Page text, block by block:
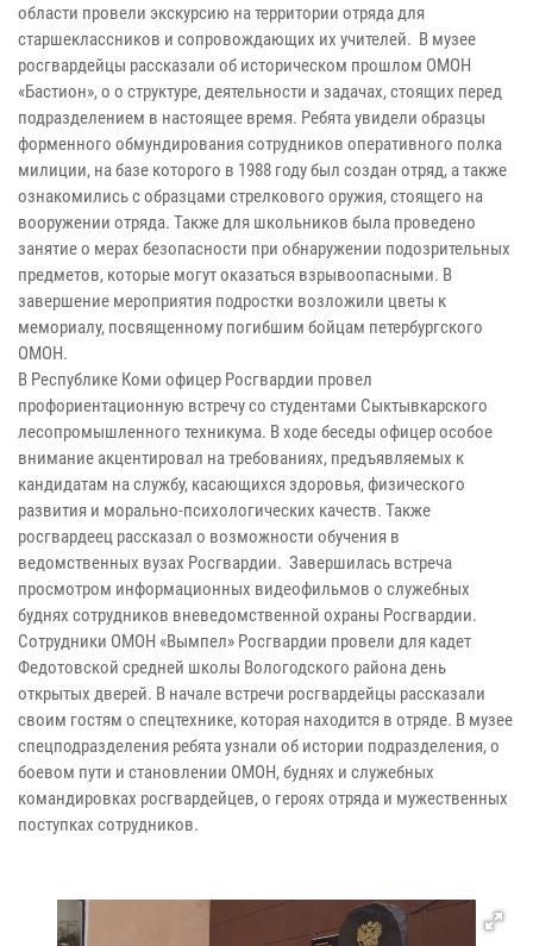
области провели экскурсию на территории отряда для
старшеклассников и сопровождающих их учителей. В музее
росгвардейцы рассказали об историческом прошлом ОМОН
«Бастион», о о структуре, деятельности и задачах, стоящих перед
подразделением в настоящее время. Ребята увидели образцы
форменного обмундирования сотрудников оперативного полка
милиции, на базе которого в 1988 году был создан отряд, а также
ознакомились с образцами стрелкового оружия, стоящего на
вооружении отряда. Также для школьников была проведено
занятие о мерах безопасности при обнаружении подозрительных
предметов, которые могут оказаться взрывоопасными. В
завершение мероприятия подростки возложили цветы к
мемориалу, посвященному погибшим бойцам петербургского
ОМОН.
В Республике Коми офицер Росгвардии провел
профориентационную встречу со студентами Сыктывкарского
лесопромышленного техникума. В ходе беседы офицер особое
внимание акцентировал на требованиях, предъявляемых к
кандидатам на службу, касающихся здоровья, физического
развития и морально-психологических качеств. Также
росгвардеец рассказал о возможности обучения в
ведомственных вузах Росгвардии. Завершилась встреча
просмотром информационных видеофильмов о служебных
буднях сотрудников вневедомственной охраны Росгвардии.
Сотрудники ОМОН «Вымпел» Росгвардии провели для кадет
Федотовской средней школы Вологодского района день
открытых дверей. В начале встречи росгвардейцы рассказали
своим гостям о спецтехнике, которая находится в отряде. В музее
спецподразделения ребята узнали об истории подразделения, о
боевом пути и становлении ОМОН, буднях и служебных
командировках росгвардейцев, о героях отряда и мужественных
поступках сотрудников.